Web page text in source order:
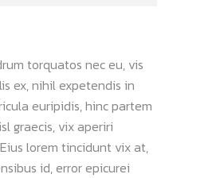
torquatos nec eu, vis
ex, nihil expetendis in
euripidis, hinc partem
graecis, vix aperiri
lorem tincidunt vix at,
id, error epicurei